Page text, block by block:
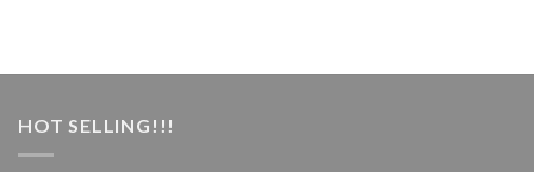
HOT SELLING!!!